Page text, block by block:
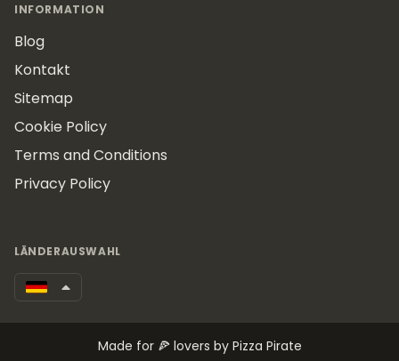
INFORMATION
Blog
Kontakt
Sitemap
Cookie Policy
Terms and Conditions
Privacy Policy
LÄNDERAUSWAHL
Made for 🍕 lovers by Pizza Pirate